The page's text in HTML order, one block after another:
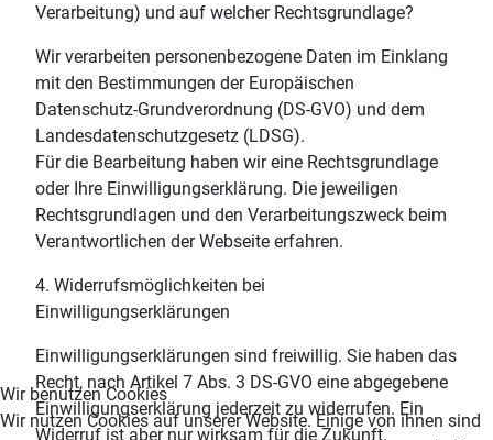
Verarbeitung) und auf welcher Rechtsgrundlage?
Wir verarbeiten personenbezogene Daten im Einklang
mit den Bestimmungen der Europäischen
Datenschutz-Grundverordnung (DS-GVO) und dem
Landesdatenschutzgesetz (LDSG).
Für die Bearbeitung haben wir eine Rechtsgrundlage
oder Ihre Einwilligungserklärung. Die jeweiligen
Rechtsgrundlagen und den Verarbeitungszweck beim
Verantwortlichen der Webseite erfahren.
4. Widerrufsmöglichkeiten bei
Einwilligungserklärungen
Einwilligungserklärungen sind freiwillig. Sie haben das
Recht, nach Artikel 7 Abs. 3 DS-GVO eine abgegebene
Einwilligungserklärung jederzeit zu widerrufen. Ein
Widerruf ist aber nur wirksam für die Zukunft.
Wir benutzen Cookies
Wir nutzen Cookies auf unserer Website. Einige von ihnen sind